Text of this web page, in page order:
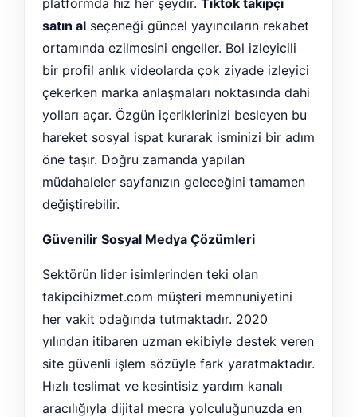
platformda hız her şeydir. Tiktok takipçi
satın al seçeneği güncel yayıncıların rekabet
ortamında ezilmesini engeller. Bol izleyicili
bir profil anlık videolarda çok ziyade izleyici
çekerken marka anlaşmaları noktasında dahi
yolları açar. Özgün içeriklerinizi besleyen bu
hareket sosyal ispat kurarak isminizi bir adım
öne taşır. Doğru zamanda yapılan
müdahaleler sayfanızın geleceğini tamamen
değiştirebilir.
Güvenilir Sosyal Medya Çözümleri
Sektörün lider isimlerinden teki olan
takipcihizmet.com müşteri memnuniyetini
her vakit odağında tutmaktadır. 2020
yılından itibaren uzman ekibiyle destek veren
site güvenli işlem sözüyle fark yaratmaktadır.
Hızlı teslimat ve kesintisiz yardım kanalı
aracılığıyla dijital mecra yolculuğunuzda en